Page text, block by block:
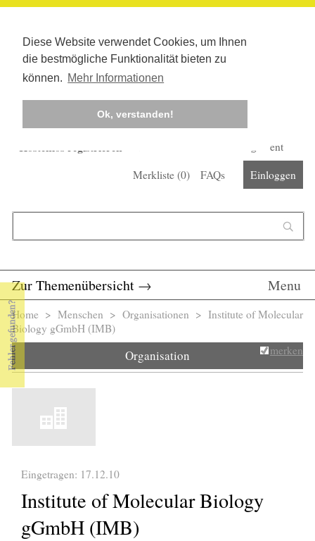
Diese Website verwendet Cookies, um Ihnen
die bestmögliche Funktionalität bieten zu
können. Mehr Informationen
Ok, verstanden!
Kostenlos registrieren
Corona-Management
Merkliste (0) FAQs Einloggen
Zur Themenübersicht → Menu
Sie sind hier
Home > Menschen > Organisationen > Institute of Molecular
Biology gGmbH (IMB)
Organisation merken
Eingetragen: 17.12.10
Institute of Molecular Biology
gGmbH (IMB)